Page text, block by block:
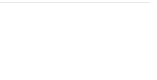
nos hacian un
estaba a una altura nada razonable
el coche, tenias que bajarte del
para ser un todo incluido solo
y patatas fritas en diferentes
pequeña la zona y mal repartida
en un reducido espacio con